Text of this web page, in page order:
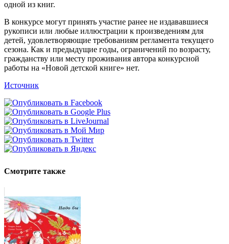
одной из книг.
В конкурсе могут принять участие ранее не издававшиеся
рукописи или любые иллюстрации к произведениям для
детей, удовлетворяющие требованиям регламента текущего
сезона. Как и предыдущие годы, ограничений по возрасту,
гражданству или месту проживания автора конкурсной
работы на «Новой детской книге» нет.
Источник
Смотрите также